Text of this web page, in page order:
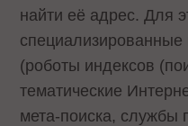
найти её адрес. Для
(роботы индексов
тематические
мета-поиска, службы